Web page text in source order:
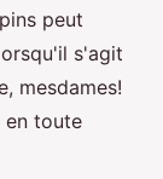
peut
s'agit
mesdames!
en toute